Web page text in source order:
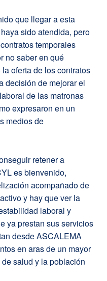
que llegar a esta
sido atendida, pero
temporales
no saber en qué
oferta de los contratos
decisión de mejorar el
de las matronas
expresaron en un
medios de
retener a
es bienvenido,
acompañado de
y hay que ver la
laboral y
ya prestan sus servicios
desde ASCALEMA
en aras de un mayor
salud y la población